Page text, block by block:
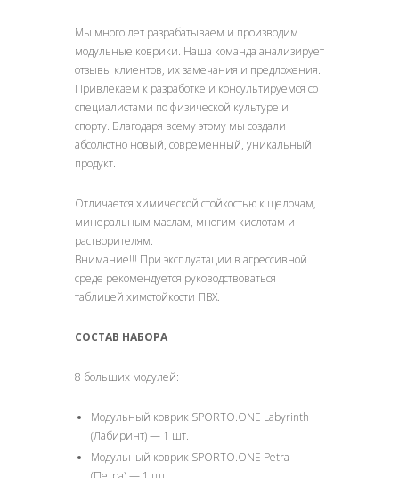
Мы много лет разрабатываем и производим
модульные коврики. Наша команда анализирует
отзывы клиентов, их замечания и предложения.
Привлекаем к разработке и консультируемся со
специалистами по физической культуре и
спорту. Благодаря всему этому мы создали
абсолютно новый, современный, уникальный
продукт.
Отличается химической стойкостью к щелочам,
минеральным маслам, многим кислотам и
растворителям.
Внимание!!! При эксплуатации в агрессивной
среде рекомендуется руководствоваться
таблицей химстойкости ПВХ.
СОСТАВ НАБОРА
8 больших модулей:
Модульный коврик SPORTO.ONE Labyrinth
(Лабиринт) — 1 шт.
Модульный коврик SPORTO.ONE Petra